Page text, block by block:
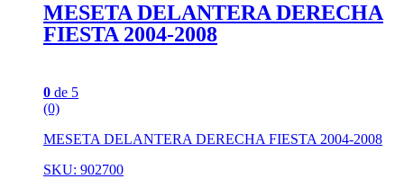
MESETA DELANTERA DERECHA
FIESTA 2004-2008
0 de 5
(0)
MESETA DELANTERA DERECHA FIESTA 2004-2008
SKU: 902700